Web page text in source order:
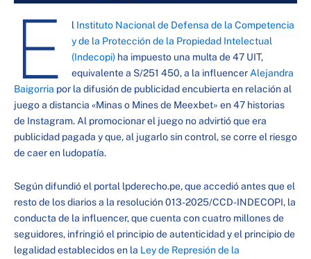
E l Instituto Nacional de Defensa de la Competencia
y de la Protección de la Propiedad Intelectual
(Indecopi)ha impuesto una multa de 47 UIT,
equivalente a S/251 450, a la influencerAlejandra
Baigorria por la difusión de publicidad encubierta en relación al
juego a distancia «Minas o Mines de Meexbet» en 47 historias
de Instagram. Al promocionar el juego no advirtió que era
publicidad pagada y que, al jugarlo sin control, se corre el riesgo
de caer en ludopatía.
Según difundió el portal lpderecho.pe, que accedió antes que el
resto de los diarios a la resolución 013-2025/CCD-INDECOPI, la
conducta de la influencer, que cuenta con cuatro millones de
seguidores, infringió el principio de autenticidad y el principio de
legalidad establecidos en la Ley de Represión de la